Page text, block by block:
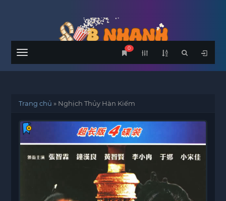
Menu
0
Trang chủ » Nghịch Thủy Hàn Kiếm‎